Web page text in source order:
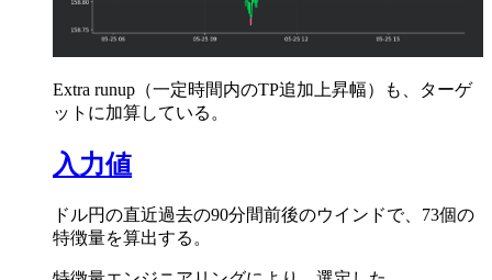
Extra runup（一定時間内のTP追加上昇幅）も、ターゲ
ットに加算している。
入力値
ドル円の直近過去の90分間前後のウインドで、73個の
特徴量を算出する。